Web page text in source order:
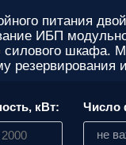
питания
ИБП
кВт: Число
не